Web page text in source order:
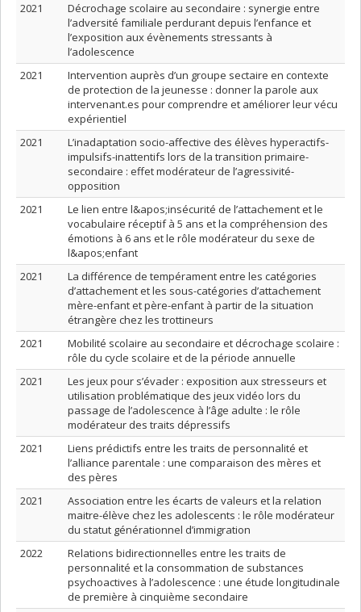
2021
Décrochage scolaire au secondaire : synergie entre
l’adversité familiale perdurant depuis l’enfance et
l’exposition aux évènements stressants à
l’adolescence
2021
Intervention auprès d’un groupe sectaire en contexte
de protection de la jeunesse : donner la parole aux
intervenant.es pour comprendre et améliorer leur vécu
expérientiel
2021
L’inadaptation socio-affective des élèves hyperactifs-
impulsifs-inattentifs lors de la transition primaire-
secondaire : effet modérateur de l’agressivité-
opposition
2021
Le lien entre l&apos;insécurité de l’attachement et le
vocabulaire réceptif à 5 ans et la compréhension des
émotions à 6 ans et le rôle modérateur du sexe de
l&apos;enfant
2021
La différence de tempérament entre les catégories
d’attachement et les sous-catégories d’attachement
mère-enfant et père-enfant à partir de la situation
étrangère chez les trottineurs
2021
Mobilité scolaire au secondaire et décrochage scolaire :
rôle du cycle scolaire et de la période annuelle
2021
Les jeux pour s’évader : exposition aux stresseurs et
utilisation problématique des jeux vidéo lors du
passage de l’adolescence à l’âge adulte : le rôle
modérateur des traits dépressifs
2021
Liens prédictifs entre les traits de personnalité et
l’alliance parentale : une comparaison des mères et
des pères
2021
Association entre les écarts de valeurs et la relation
maitre-élève chez les adolescents : le rôle modérateur
du statut générationnel d’immigration
2022
Relations bidirectionnelles entre les traits de
personnalité et la consommation de substances
psychoactives à l’adolescence : une étude longitudinale
de première à cinquième secondaire